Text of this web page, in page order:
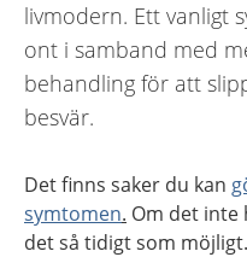
livmodern. Ett vanligt
ont i samband med
behandling för att
besvär.
Det finns saker du kan
symtomen. Om det inte
det så tidigt som möjligt.